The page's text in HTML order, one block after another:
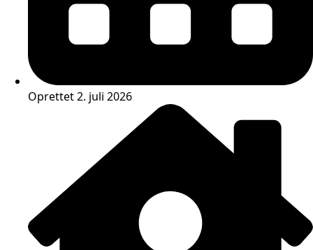
Oprettet 2. juli 2026